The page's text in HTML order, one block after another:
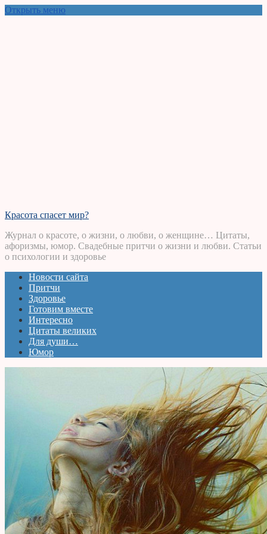
Открыть меню
Красота спасет мир?
Журнал о красоте, о жизни, о любви, о женщине… Цитаты,
афоризмы, юмор. Свадебные притчи о жизни и любви. Статьи
о психологии и здоровье
Новости сайта
Притчи
Здоровье
Готовим вместе
Интересно
Цитаты великих
Для души…
Юмор